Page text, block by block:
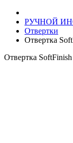
РУЧНОЙ
Отвертки
Отвертка
Отвертка